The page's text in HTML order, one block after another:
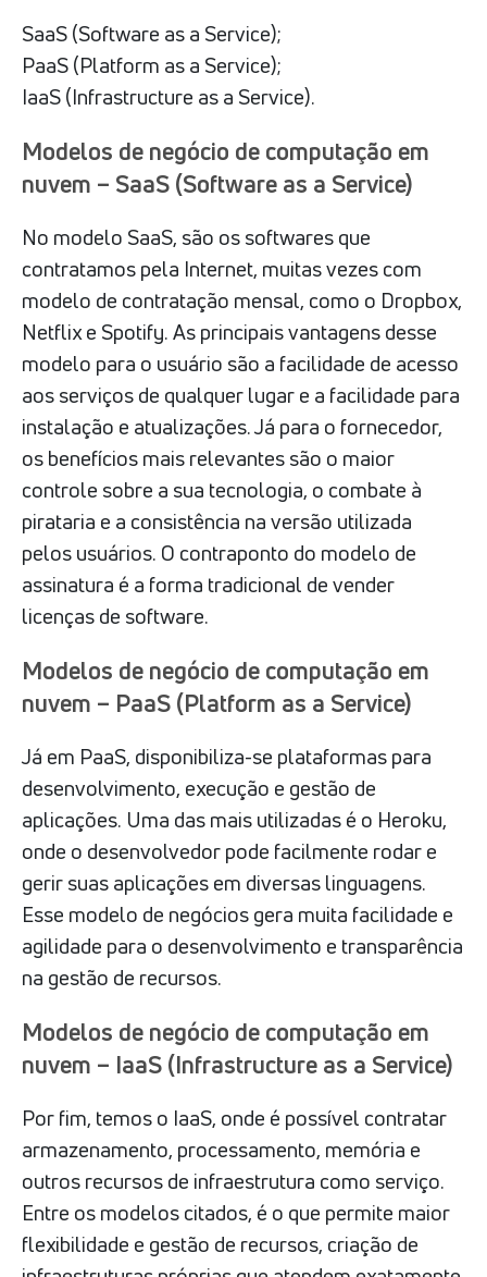
SaaS (Software as a Service);
PaaS (Platform as a Service);
IaaS (Infrastructure as a Service).
Modelos de negócio de computação em
nuvem – SaaS (Software as a Service)
No modelo SaaS, são os softwares que
contratamos pela Internet, muitas vezes com
modelo de contratação mensal, como o Dropbox,
Netflix e Spotify. As principais vantagens desse
modelo para o usuário são a facilidade de acesso
aos serviços de qualquer lugar e a facilidade para
instalação e atualizações. Já para o fornecedor,
os benefícios mais relevantes são o maior
controle sobre a sua tecnologia, o combate à
pirataria e a consistência na versão utilizada
pelos usuários. O contraponto do modelo de
assinatura é a forma tradicional de vender
licenças de software.
Modelos de negócio de computação em
nuvem – PaaS (Platform as a Service)
Já em PaaS, disponibiliza-se plataformas para
desenvolvimento, execução e gestão de
aplicações. Uma das mais utilizadas é o Heroku,
onde o desenvolvedor pode facilmente rodar e
gerir suas aplicações em diversas linguagens.
Esse modelo de negócios gera muita facilidade e
agilidade para o desenvolvimento e transparência
na gestão de recursos.
Modelos de negócio de computação em
nuvem – IaaS (Infrastructure as a Service)
Por fim, temos o IaaS, onde é possível contratar
armazenamento, processamento, memória e
outros recursos de infraestrutura como serviço.
Entre os modelos citados, é o que permite maior
flexibilidade e gestão de recursos, criação de